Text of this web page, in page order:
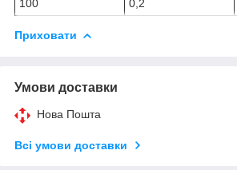
100
0,2
Приховати
Умови доставки
Нова Пошта
Всі умови доставки